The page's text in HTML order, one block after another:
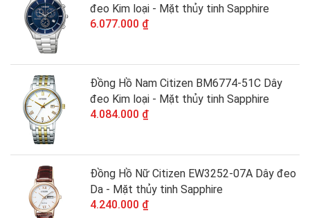
đeo Kim loại - Mặt thủy tinh Sapphire
6.077.000 ₫
Đồng Hồ Nam Citizen BM6774-51C Dây
đeo Kim loại - Mặt thủy tinh Sapphire
4.084.000 ₫
Đồng Hồ Nữ Citizen EW3252-07A Dây đeo
Da - Mặt thủy tinh Sapphire
4.240.000 ₫